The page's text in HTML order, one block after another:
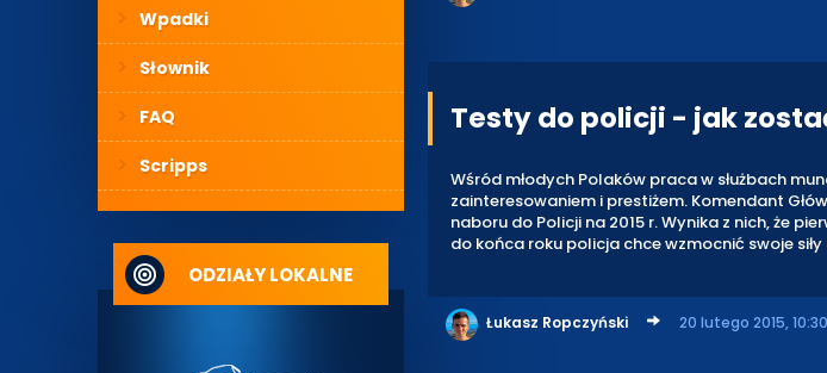
Wpadki
Słownik
FAQ
Scripps
ODZIAŁY LOKALNE
Testy do policji - jak
Wśród młodych Polaków praca w służbach
zainteresowaniem i prestiżem. Komendant
naboru do Policji na 2015 r. Wynika z nich, że
do końca roku policja chce wzmocnić swoje
Łukasz Ropczyński 20 lutego 2015, 10:30